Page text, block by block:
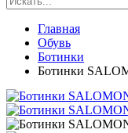
Главная
Обувь
Ботинки
Ботинки